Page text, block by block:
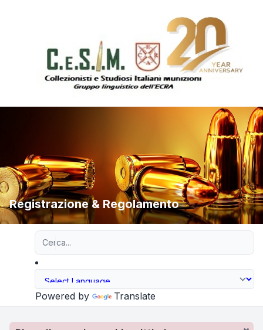
Registrazione & Regolamento
Powered by Translate